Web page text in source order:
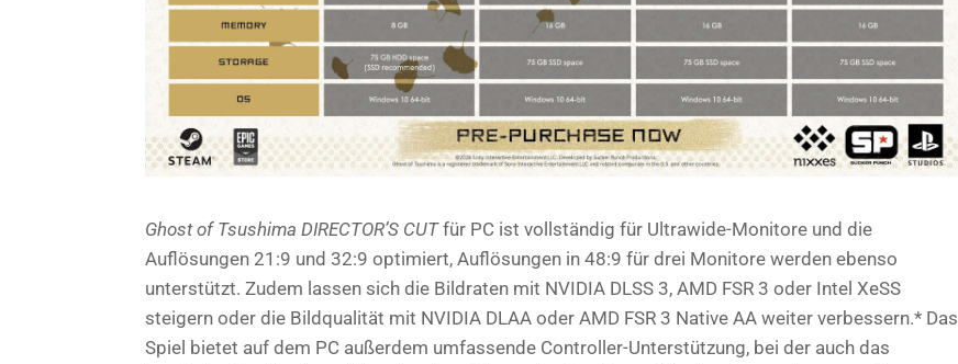
Ghost of Tsushima DIRECTOR’S CUTfür PC ist vollständig für Ultrawide-Monitore und die
Auflösungen 21:9 und 32:9 optimiert, Auflösungen in 48:9 für drei Monitore werden ebenso
unterstützt. Zudem lassen sich die Bildraten mit NVIDIA DLSS 3, AMD FSR 3 oder Intel XeSS
steigern oder die Bildqualität mit NVIDIA DLAA oder AMD FSR 3 Native AA weiter verbessern.* Das
Spiel bietet auf dem PC außerdem umfassende Controller-Unterstützung, bei der auch das